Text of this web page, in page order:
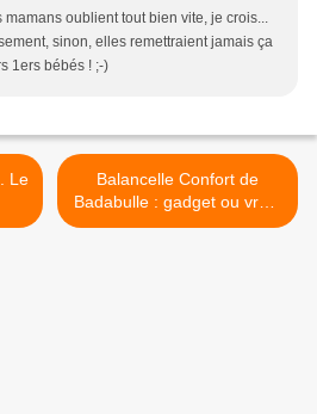
mamans oublient tout bien vite, je crois...
sinon, elles remettraient jamais ça
1ers bébés ! ;-)
Balancelle Confort de
Badabulle : gadget ou vraie
trouvaille pour calmer Bébé